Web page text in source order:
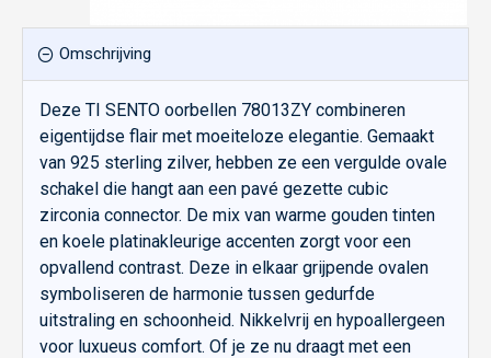
Omschrijving
Deze TI SENTO oorbellen 78013ZY combineren
eigentijdse flair met moeiteloze elegantie. Gemaakt
van 925 sterling zilver, hebben ze een vergulde ovale
schakel die hangt aan een pavé gezette cubic
zirconia connector. De mix van warme gouden tinten
en koele platinakleurige accenten zorgt voor een
opvallend contrast. Deze in elkaar grijpende ovalen
symboliseren de harmonie tussen gedurfde
uitstraling en schoonheid. Nikkelvrij en hypoallergeen
voor luxueus comfort. Of je ze nu draagt met een